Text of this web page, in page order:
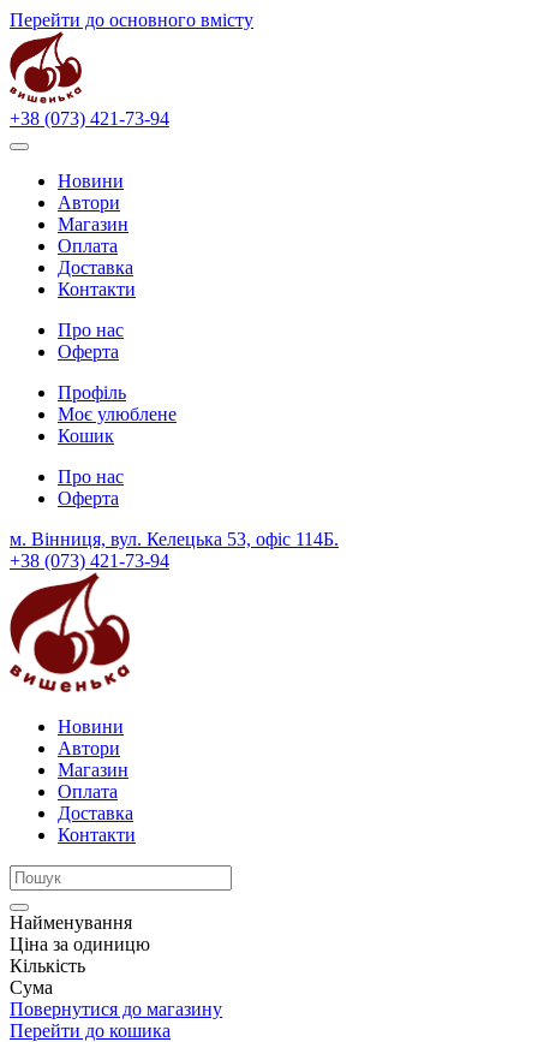
Перейти до основного вмісту
+38 (073) 421-73-94
Новини
Автори
Магазин
Оплата
Доставка
Контакти
Про нас
Оферта
Профіль
Моє улюблене
Кошик
Про нас
Оферта
м. Вінниця, вул. Келецька 53, офіс 114Б.
+38 (073) 421-73-94
Новини
Автори
Магазин
Оплата
Доставка
Контакти
Найменування
Ціна за одиницю
Кількість
Сума
Повернутися до магазину
Перейти до кошика